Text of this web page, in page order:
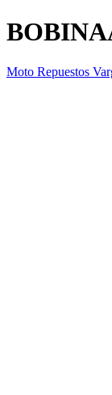
Moto Repuestos